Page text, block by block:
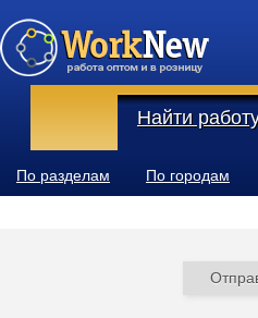
Найти
По разделам По городам